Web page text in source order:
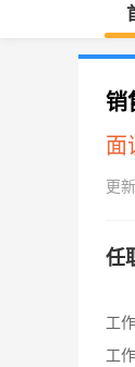
销
面
更
任
工
工